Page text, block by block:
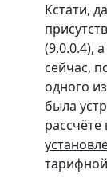
Кстати,
(9.0.0.4),
сейчас,
одного
была